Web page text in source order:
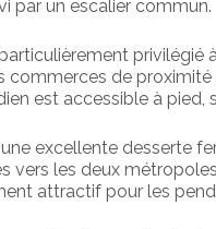
par un escalier commun.
privilégié
commerces de
est accessible à pied,
excellente desserte
vers les deux
attractif pour les